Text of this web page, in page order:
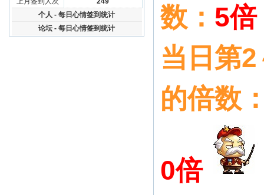
个人 - 每日心情签到统计
论坛 - 每日心情签到统计
数： 5倍
当日第
的倍数
0倍